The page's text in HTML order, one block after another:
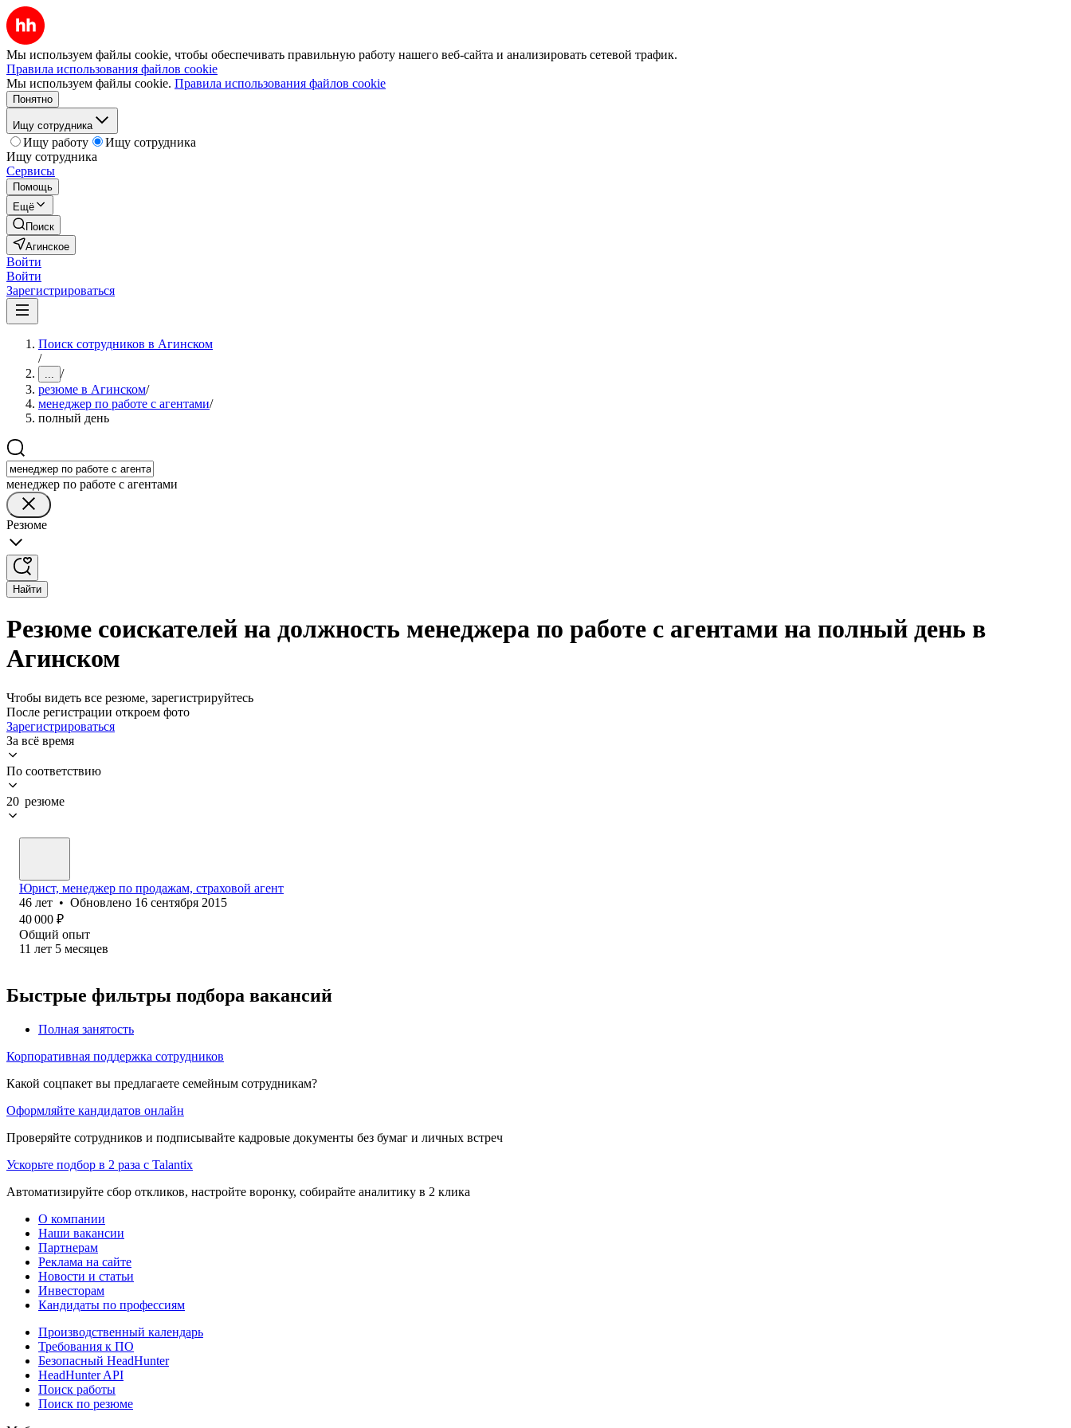
Мы используем файлы cookie, чтобы обеспечивать правильную работу нашего веб-сайта и анализировать сетевой трафик.
Правила использования файлов cookie
Мы используем файлы cookie. Правила использования файлов cookie
Понятно
Ищу сотрудника
Ищу работу
Ищу сотрудника
Ищу сотрудника
Сервисы
Помощь
Ещё
Поиск
Агинское
Войти
Войти
Зарегистрироваться
Поиск сотрудников в Агинском
/
... /
резюме в Агинском/
менеджер по работе с агентами/
полный день
менеджер по работе с агентами
Резюме
Найти
Резюме соискателей на должность менеджера по работе с агентами на полный день в
Агинском
Чтобы видеть все резюме, зарегистрируйтесь
После регистрации откроем фото
Зарегистрироваться
За всё время
По соответствию
20 резюме
Юрист, менеджер по продажам, страховой агент
46 лет • Обновлено 16 сентября 2015
40 000 ₽
Общий опыт
11 лет 5 месяцев
Быстрые фильтры подбора вакансий
Полная занятость
Корпоративная поддержка сотрудников
Какой соцпакет вы предлагаете семейным сотрудникам?
Оформляйте кандидатов онлайн
Проверяйте сотрудников и подписывайте кадровые документы без бумаг и личных встреч
Ускорьте подбор в 2 раза с Talantix
Автоматизируйте сбор откликов, настройте воронку, собирайте аналитику в 2 клика
О компании
Наши вакансии
Партнерам
Реклама на сайте
Новости и статьи
Инвесторам
Кандидаты по профессиям
Производственный календарь
Требования к ПО
Безопасный HeadHunter
HeadHunter API
Поиск работы
Поиск по резюме